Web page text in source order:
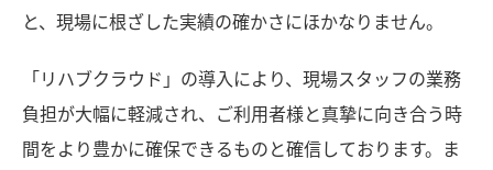
と、現場に根ざした実績の確かさにほかなりません。
「リハブクラウド」の導入により、現場スタッフの業務
負担が大幅に軽減され、ご利用者様と真摯に向き合う時
間をより豊かに確保できるものと確信しております。ま